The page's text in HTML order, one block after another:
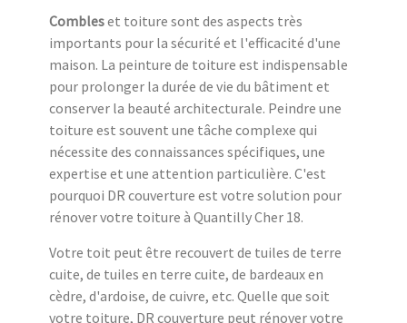
Combleset toiture sont des aspects très
importants pour la sécurité et l'efficacité d'une
maison. La peinture de toiture est indispensable
pour prolonger la durée de vie du bâtiment et
conserver la beauté architecturale. Peindre une
toiture est souvent une tâche complexe qui
nécessite des connaissances spécifiques, une
expertise et une attention particulière. C'est
pourquoi DR couverture est votre solution pour
rénover votre toiture à Quantilly Cher 18.
Votre toit peut être recouvert de tuiles de terre
cuite, de tuiles en terre cuite, de bardeaux en
cèdre, d'ardoise, de cuivre, etc. Quelle que soit
votre toiture, DR couverture peut rénover votre